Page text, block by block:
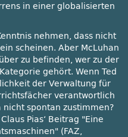
in einer globalisierten
nehmen, dass nicht
scheinen. Aber McLuhan
zu befinden, wer zu der
gehört. Wenn Ted
der Verwaltung für
verantwortlich
spontan zustimmen?
Pias‘ Beitrag
Eine
(FAZ,